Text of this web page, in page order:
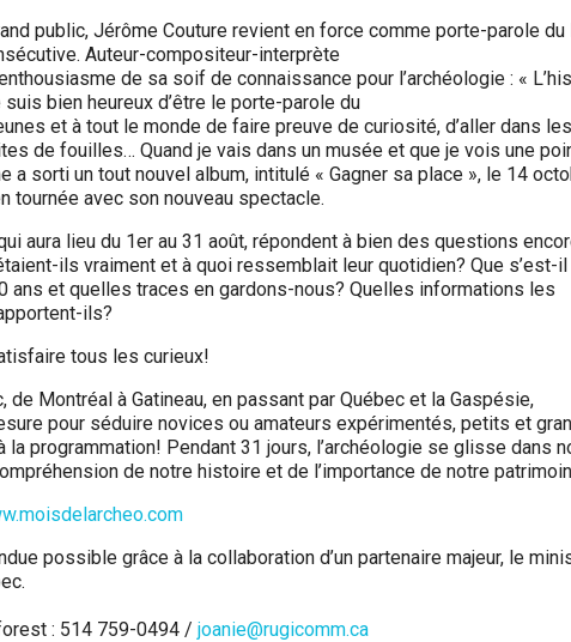
public, Jérôme Couture revient en force comme porte-parole
Auteur-compositeur-interprète
de sa soif de connaissance pour l’archéologie : «
bien heureux d’être le porte-parole du
et à tout le monde de faire preuve de curiosité, d’aller dans les
de fouilles… Quand je vais dans un musée et que je vois une
a sorti un tout nouvel album, intitulé « Gagner sa place », le 14
tournée avec son nouveau spectacle.
aura lieu du 1er au 31 août, répondent à bien des questions
ils vraiment et à quoi ressemblait leur quotidien? Que s’est-il
ans et quelles traces en gardons-nous? Quelles informations les
ils?
tous les curieux!
Montréal à Gatineau, en passant par Québec et la Gaspésie,
pour séduire novices ou amateurs expérimentés, petits et
la programmation! Pendant 31 jours, l’archéologie se glisse dans
de notre histoire et de l’importance de notre
possible grâce à la collaboration d’un partenaire majeur, le
: 514 759-0494 / joanie@rugicomm.ca